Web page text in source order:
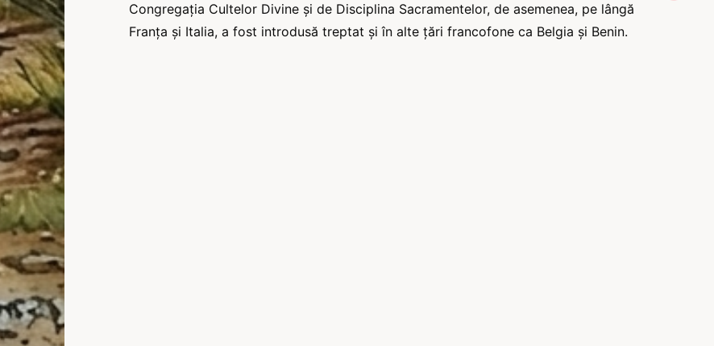
Congregația Cultelor Divine și de Disciplina Sacramentelor, de asemenea, pe lângă
Franța și Italia, a fost introdusă treptat și în alte țări francofone ca Belgia și Benin.